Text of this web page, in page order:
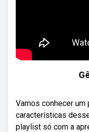
Vamos conhecer um
características
playlist só com a